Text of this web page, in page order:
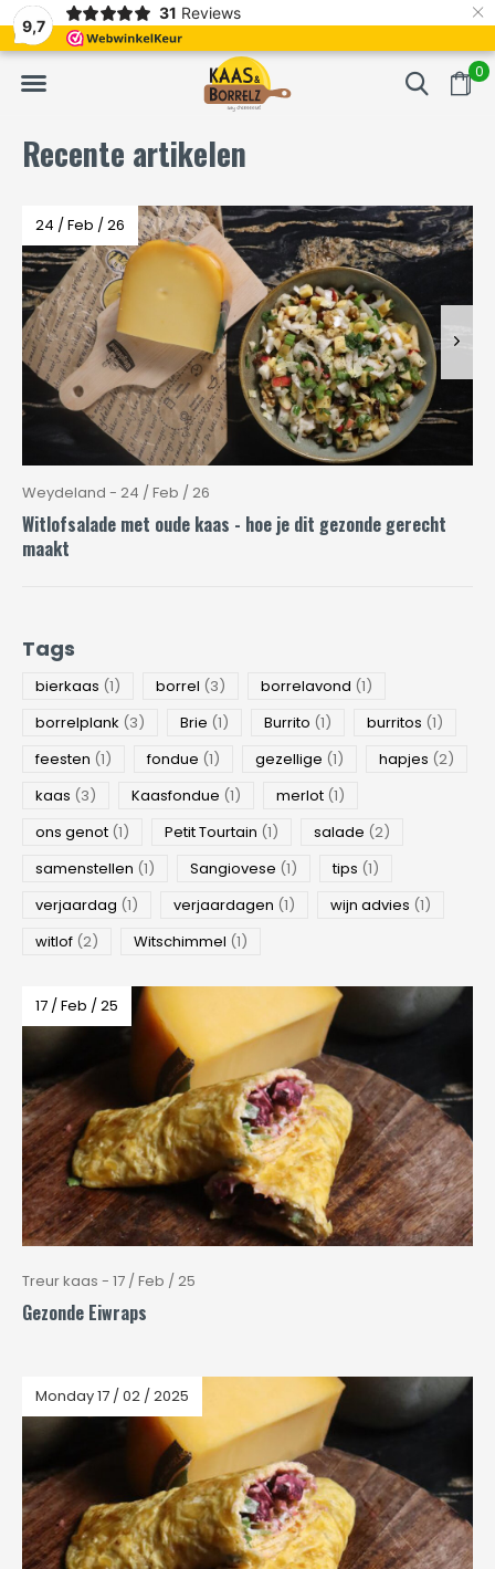
9,7
31 Reviews ×
0
Vers van het mes en gevacumeerd Vaak volgende
Recente artikelen
24 / Feb / 26
Weydeland - 24 / Feb / 26
Witlofsalade met oude kaas - hoe je dit gezonde gerecht
maakt
Tags
bierkaas (1) borrel (3) borrelavond (1)
borrelplank (3) Brie (1) Burrito (1) burritos (1)
feesten (1) fondue (1) gezellige (1) hapjes (2)
kaas (3) Kaasfondue (1) merlot (1)
ons genot (1) Petit Tourtain (1) salade (2)
samenstellen (1) Sangiovese (1) tips (1)
verjaardag (1) verjaardagen (1) wijn advies (1)
witlof (2) Witschimmel (1)
17 / Feb / 25
Treur kaas - 17 / Feb / 25
Gezonde Eiwraps
Monday 17 / 02 / 2025